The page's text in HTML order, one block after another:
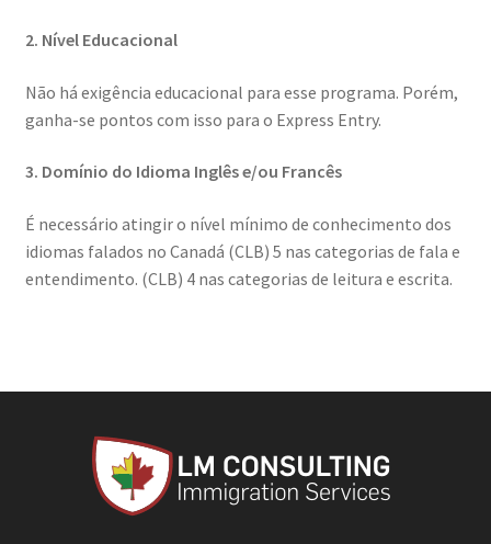
2. Nível Educacional
Não há exigência educacional para esse programa. Porém,
ganha-se pontos com isso para o Express Entry.
3. Domínio do Idioma Inglês e/ou Francês
É necessário atingir o nível mínimo de conhecimento dos
idiomas falados no Canadá (CLB) 5 nas categorias de fala e
entendimento. (CLB) 4 nas categorias de leitura e escrita.